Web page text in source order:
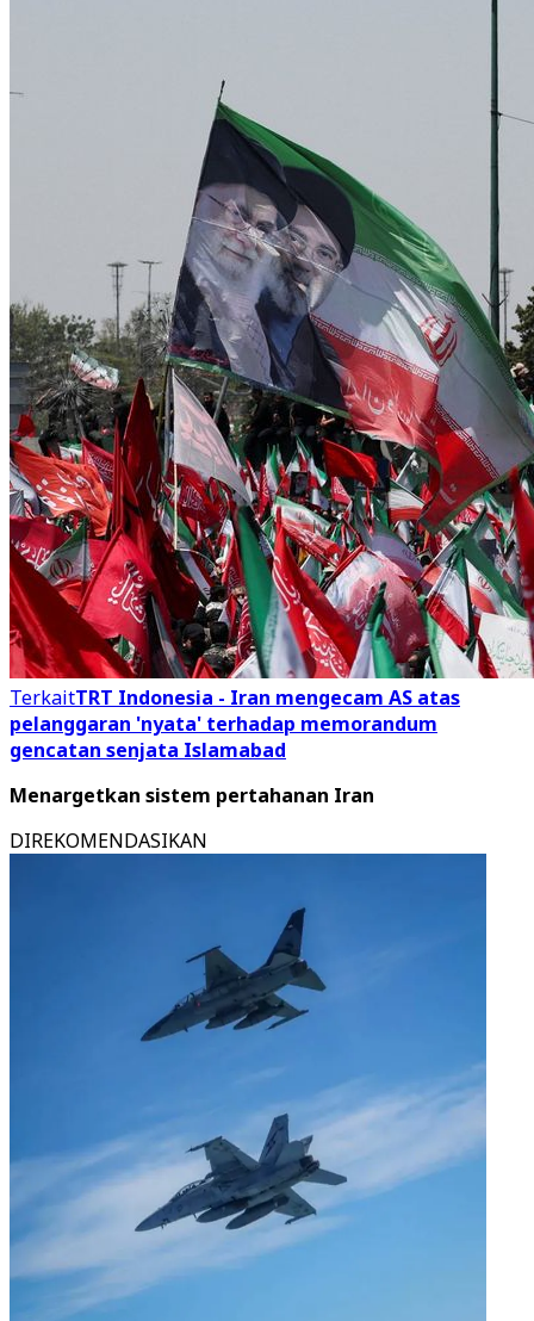
TerkaitTRT Indonesia - Iran mengecam AS atas
pelanggaran 'nyata' terhadap memorandum
gencatan senjata Islamabad
Menargetkan sistem pertahanan Iran
DIREKOMENDASIKAN